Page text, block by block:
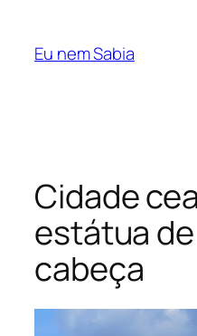
Eu nem Sabia
Cidade
estátua
cabeça